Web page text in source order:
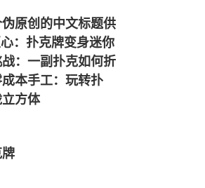
原创的中文标题供
：扑克牌变身迷你
：一副扑克如何折
本手工：玩转扑
方体